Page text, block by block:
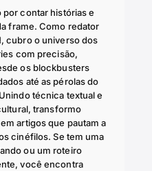
por contar histórias e
frame. Como redator
cubro o universo dos
com precisão,
os blockbusters
até as pérolas do
técnica textual e
transformo
artigos que pautam a
cinéfilos. Se tem uma
ou um roteiro
você encontra